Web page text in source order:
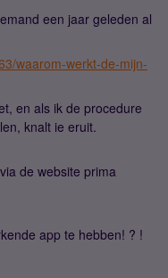
een jaar geleden al
waarom-werkt-de-mijn-
en als ik de procedure
knalt ie eruit.
de website prima
app te hebben! ? !